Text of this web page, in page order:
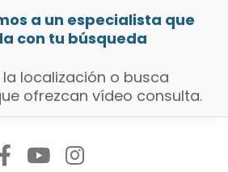
a un especialista que
con tu búsqueda
localización o busca
ofrezcan vídeo consulta.